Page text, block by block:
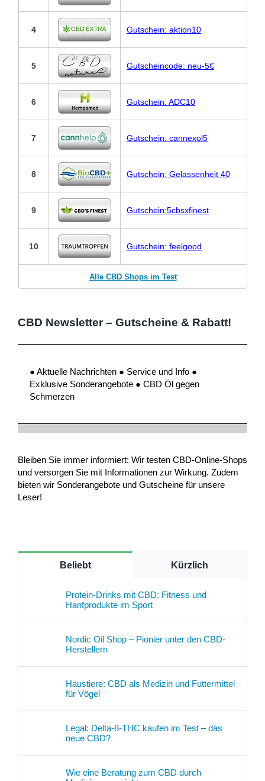
4 Gutschein: aktion10
5 Gutscheincode: neu-5€
6 Gutschein: ADC10
7 Gutschein: cannexol5
8 Gutschein: Gelassenheit 40
9 Gutschein:5cbsxfinest
10 Gutschein: feelgood
Alle CBD Shops im Test
CBD Newsletter – Gutscheine & Rabatt!
● Aktuelle Nachrichten ● Service und Info ●
Exklusive Sonderangebote ● CBD Öl gegen
Schmerzen
Bleiben Sie immer informiert: Wir testen CBD-Online-Shops
und versorgen Sie mit Informationen zur Wirkung. Zudem
bieten wir Sonderangebote und Gutscheine für unsere
Leser!
Beliebt Kürzlich
Protein-Drinks mit CBD: Fitness und
Hanfprodukte im Sport
Nordic Oil Shop – Pionier unter den CBD-
Herstellern
Haustiere: CBD als Medizin und Futtermittel
für Vögel
Legal: Delta-8-THC kaufen im Test – das
neue CBD?
Wie eine Beratung zum CBD durch